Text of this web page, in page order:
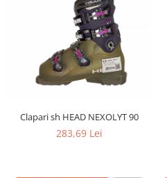
Clapari sh HEAD NEXOLYT 90
283,69 Lei